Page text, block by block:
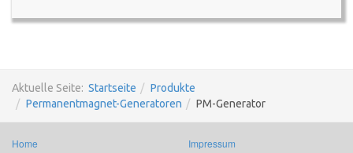
Aktuelle Seite: Startseite
Produkte
Permanentmagnet-Generatoren
PM-Generator
Home
Impressum